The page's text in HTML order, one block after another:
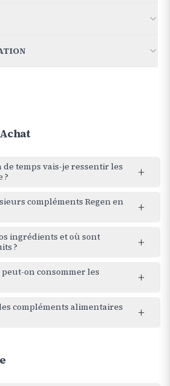
(SunFiber®), bifidobactérium
temps vais-je ressentir les
?
+
compléments Regen en
+
ingrédients et où sont
?
+
on consommer les
+
compléments alimentaires
+